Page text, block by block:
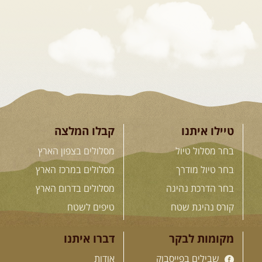
מסע שטח לאחת המדינות הפראיות
והמרגשות בעולם. קירגיסטאן היא לא ...
[המשך]
הקווקז הגבוה מחכה לכם: נתיבי שטח
מרהיבים, פסגות מושלגות, אירוח ...
[המשך]
23-29.09.2026 - סוכות – טיול
פתוח
בין רכס הקווקז הנמוך לגבוה, בין נהרות
שוצפים למעברי הרים ...[המשך]
טיילו איתנו
בחר מסלול טיול
בחר טיול מודרך
בחר הדרכת נהיגה
קורס נהיגת שטח
קבלו המלצה
מסלולים בצפון הארץ
מסלולים במרכז הארץ
מסלולים בדרום הארץ
טיפים לשטח
מקומות לבקר
שבילים בפייסבוק
דברו איתנו
אודות